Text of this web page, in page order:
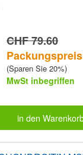
CHF 79.60
(Sparen Sie 20%)
MwSt inbegriffen
in den